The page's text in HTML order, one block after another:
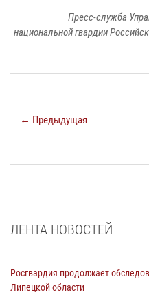
Пресс-служба
национальной гвардии
← Предыдущая
ЛЕНТА НОВОСТЕЙ
Росгвардия продолжает
Липецкой области